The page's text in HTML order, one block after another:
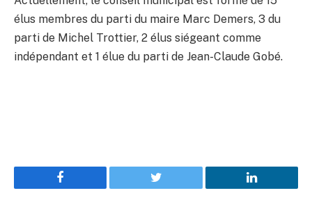
élus membres du parti du maire Marc Demers, 3 du
parti de Michel Trottier, 2 élus siégeant comme
indépendant et 1 élue du parti de Jean-Claude Gobé.
Facebook Twitter LinkedIn